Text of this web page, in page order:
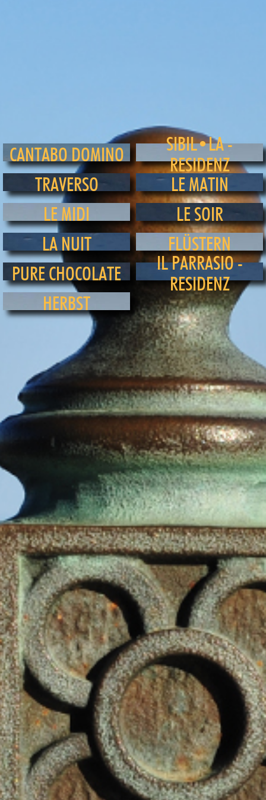
CANTABO DOMINO
SIBIL•LA -
RESIDENZ
TRAVERSO
LE MATIN
LE MIDI
LE SOIR
LA NUIT
FLÜSTERN
PURE CHOCOLATE
IL PARRASIO -
RESIDENZ
HERBST